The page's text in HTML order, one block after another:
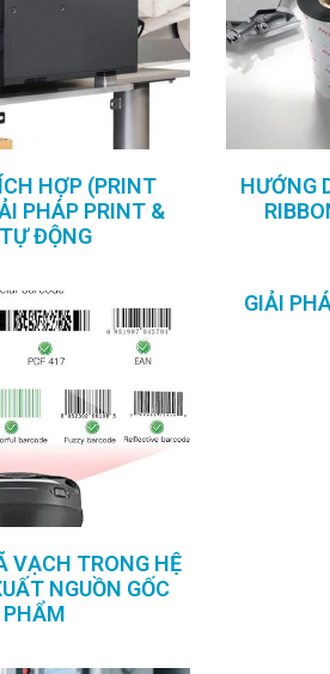
HỢP (PRINT
PHÁP PRINT &
ĐỘNG
HƯỚNG
VẠCH TRONG HỆ
NGUỒN GỐC
PHẨM
GIẢI